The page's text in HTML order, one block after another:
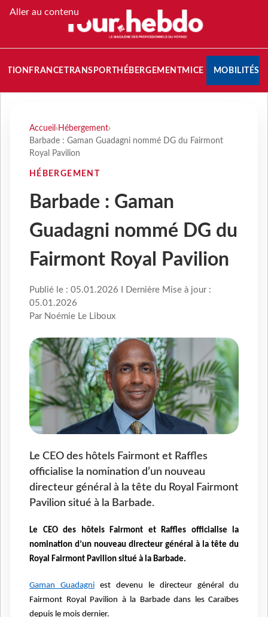
Aller au contenu
FRANCETRANSPORT HÉBERGEMENTMICE MOBILITÉS
Accueil › Hébergement›
Barbade : Gaman Guadagni nommé DG du Fairmont
Royal Pavilion
HÉBERGEMENT
Barbade : Gaman
Guadagni nommé DG du
Fairmont Royal Pavilion
Publié le : 05.01.2026 I Dernière Mise à jour :
05.01.2026
Par Noémie Le Liboux
Le CEO des hôtels Fairmont et Raffles
officialise la nomination d’un nouveau
directeur général à la tête du Royal Fairmont
Pavilion situé à la Barbade.
Le CEO des hôtels Fairmont et Raffles officialise la
nomination d’un nouveau directeur général à la tête du
Royal Fairmont Pavilion situé à la Barbade.
Gaman Guadagni est devenu le directeur général du
Fairmont Royal Pavilion à la Barbade dans les Caraïbes
depuis le mois dernier.